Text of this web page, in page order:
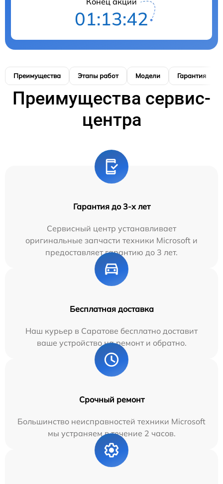
01:13:41
Преимущества Этапы работ Модели Гарантия
Преимущества сервис-
центра
Гарантия до 3-х лет
Сервисный центр устанавливает
оригинальные запчасти техники Microsoft и
предоставляет гарантию до 3 лет.
Бесплатная доставка
Наш курьер в Саратове бесплатно доставит
ваше устройство на ремонт и обратно.
Срочный ремонт
Большинство неисправностей техники Microsoft
мы устраняем в течение 2 часов.